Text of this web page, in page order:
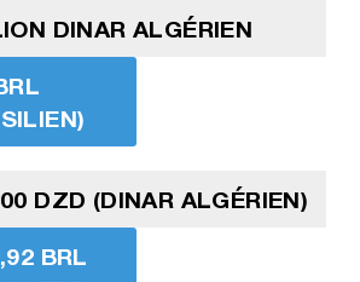
DINAR ALGÉRIEN
DZD (DINAR ALGÉRIEN)
BRL